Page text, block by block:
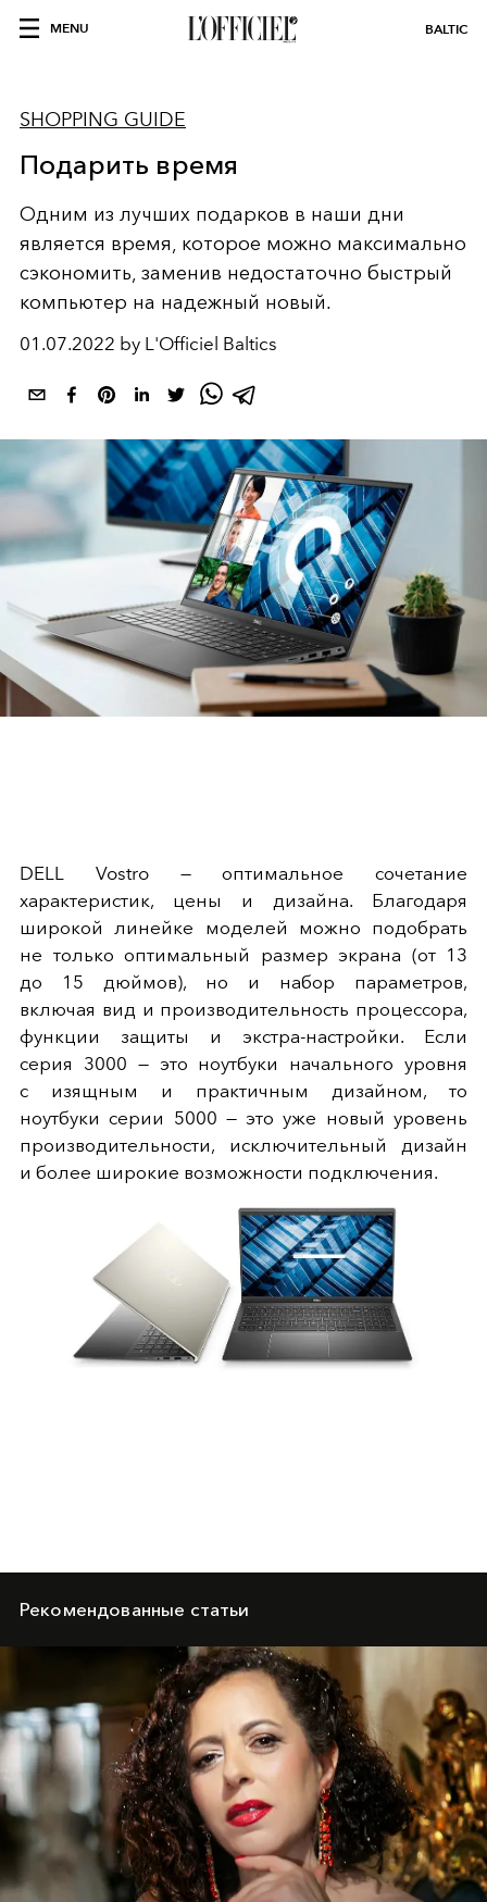
MENU BALTIC
SHOPPING GUIDE
Подарить время
Одним из лучших подарков в наши дни
является время, которое можно максимально
сэкономить, заменив недостаточно быстрый
компьютер на надежный новый.
01.07.2022 by L'Officiel Baltics
DELL Vostro — оптимальное сочетание
характеристик, цены и дизайна. Благодаря
широкой линейке моделей можно подобрать
не только оптимальный размер экрана (от 13
до 15 дюймов), но и набор параметров,
включая вид и производительность процессора,
функции защиты и экстра-настройки. Если
серия 3000 — это ноутбуки начального уровня
с изящным и практичным дизайном, то
ноутбуки серии 5000 — это уже новый уровень
производительности, исключительный дизайн
и более широкие возможности подключения.
Рекомендованные статьи